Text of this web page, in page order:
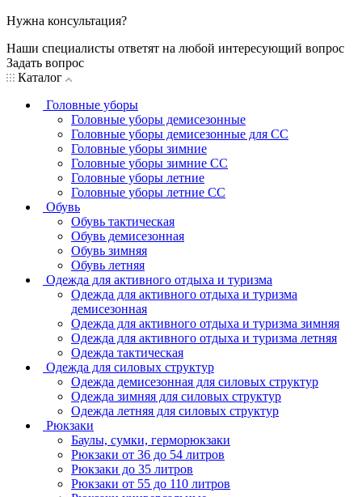
Нужна консультация?
Наши специалисты ответят на любой интересующий вопрос
Задать вопрос
Каталог
Головные уборы
Головные уборы демисезонные
Головные уборы демисезонные для СС
Головные уборы зимние
Головные уборы зимние СС
Головные уборы летние
Головные уборы летние СС
Обувь
Обувь тактическая
Обувь демисезонная
Обувь зимняя
Обувь летняя
Одежда для активного отдыха и туризма
Одежда для активного отдыха и туризма
демисезонная
Одежда для активного отдыха и туризма зимняя
Одежда для активного отдыха и туризма летняя
Одежда тактическая
Одежда для силовых структур
Одежда демисезонная для силовых структур
Одежда зимняя для силовых структур
Одежда летняя для силовых структур
Рюкзаки
Баулы, сумки, герморюкзаки
Рюкзаки от 36 до 54 литров
Рюкзаки до 35 литров
Рюкзаки от 55 до 110 литров